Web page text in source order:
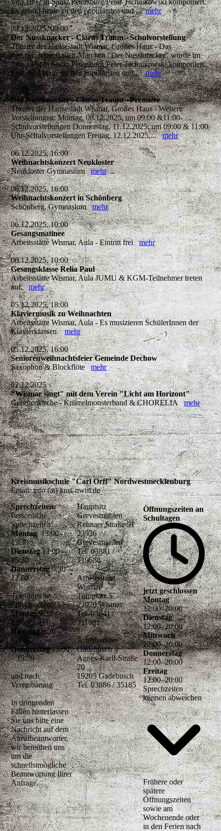
Jahr 1892 in Sankt Petersburg Peter Tschaikowski komponiert.
Es gehört heute zu den populärsten und...mehr
08.12.2025, 09:00
Der Nussknacker - Claras Traum - Schulvorstellung
Theater der Hansestadt Wismar, Großes Haus - Das
weltberühmte Ballett-Märchen "Der Nussknacker" wurde im
Jahr 1892 in Sankt Petersburg Peter Tschaikowski komponiert.
Es gehört heute zu den populärsten und...mehr
07.12.2025, 16:00
Der Nussknacker - Claras Traum - Premiere
Theater der Hansestadt Wismar, Großes Haus - Weitere
Vorstellungen: Montag, 08.12.2025, um 09:00 &11:00-
Schulvorstellungen Donnerstag, 11.12.2025, um 09:00 & 11:00
Uhr-Schulvorstellungen Freitag, 12.12.2025,...mehr
06.12.2025, 16:00
Weihnachtskonzert Neukloster
Neukloster Gymnasiummehr
06.12.2025, 16:00
Weihnachtskonzert in Schönberg
Schönberg, Gymnasiummehr
06.12.2025, 10:00
Gesangsmatinee
Arbeitsstätte Wismar, Aula - Eintritt freimehr
06.12.2025, 10:00
Gesangsklasse Relia Paul
Arbeitsstätte Wismar, Aula JUMU & KGM-Teilnehmer treten
auf.mehr
05.12.2025, 18:00
Klaviermusik zu Weihnachten
Arbeitsstätte Wismar, Aula - Es musizieren SchülerInnen der
Klavierklassen.mehr
05.12.2025, 16:00
Seniorenweihnachtsfeier Gemeinde Dechow
Saxophon & Blockflötemehr
02.12.2025
"Wismar singt" mit dem Verein "Licht am Horizont"
Georgenkirche - Krümelmonsterband & CHORELIAmehr
Kreismusikschule "Carl Orff" Nordwestmecklenburg
Email: info (at) kms-nwm.de
Sprechzeiten:
Persönliche
Sprechzeiten:
Montag13:00 -
15:30
Dienstag13:00 –
15:30
Donnerstag9:30 –
12.00
Telefonische
Sprechzeiten:
Montag9:30 –
12:00
Dienstag9:30 –
12:00
Donnerstag13:00
– 15:30
und nach
Vereinbarung
In dringenden
Fällen hinterlassen
Sie uns bitte eine
Nachricht auf dem
Anrufbeantworter,
wir bemühen uns
um die
schnellstmögliche
Beantwortung Ihrer
Anfrage.
Hauptsitz
Grevesmühlen
Rehnaer Straße 51
23936
Grevesmühlen
Tel. 03881 /
719688
Arbeitsstätte
Wismar
Turnplatz 5
23970 Wismar
Tel. 03841 /
211881
Arbeitsstätte
Gadebusch
Agnes-Karll-Straße
20
19205 Gadebusch
Tel. 03886 / 35185
Öffnungszeiten an
Schultagen
jetzt geschlossen
Montag
12:00–20:00
Dienstag
12:00–20:00
Mittwoch
12:00–20:00
Donnerstag
12:00–20:00
Freitag
12:00–20:00
Sprechzeiten
können abweichen
Frühere oder
spätere
Öffnungszeiten
sowie am
Wochenende oder
in den Ferien nach